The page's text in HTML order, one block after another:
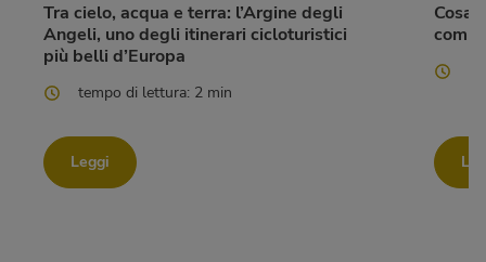
Tra cielo, acqua e terra: l’Argine degli
Angeli, uno degli itinerari cicloturistici
più belli d’Europa
tempo di lettura: 2 min
Leggi
Cosa